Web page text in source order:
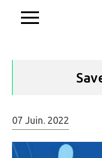
07 Juin. 2022